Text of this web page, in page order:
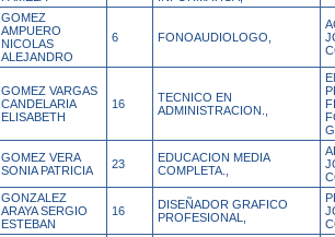
GOMEZ
AMPUERO
NICOLAS
ALEJANDRO
6 FONOAUDIOLOGO,
GOMEZ VARGAS
CANDELARIA
ELISABETH
16
TECNICO EN
ADMINISTRACION.,
GOMEZ VERA
SONIA PATRICIA
23
EDUCACION MEDIA
COMPLETA.,
GONZALEZ
ARAYA SERGIO
ESTEBAN
16
DISEÑADOR GRAFICO
PROFESIONAL,